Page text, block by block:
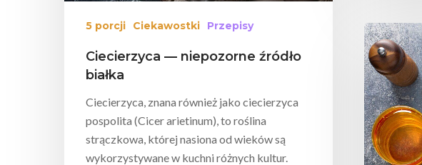
5 porcji Ciekawostki Przepisy
Ciecierzyca — niepozorne źródło
białka
Ciecierzyca, znana również jako ciecierzyca
pospolita (Cicer arietinum), to roślina
strączkowa, której nasiona od wieków są
wykorzystywane w kuchni różnych kultur.